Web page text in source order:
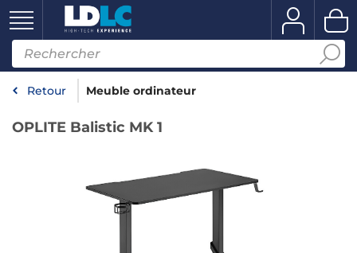
Retour Meuble ordinateur
OPLITE Balistic MK 1